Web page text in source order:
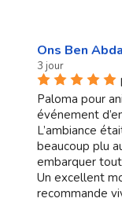
Ons Ben
3 jour
Paloma pour
événement
L’ambiance
beaucoup plu
embarquer
Un excellent
recommande